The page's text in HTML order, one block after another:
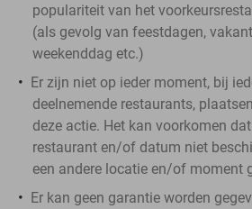
populariteit van het
(als gevolg van feestdagen,
weekenddag etc.)
Er zijn niet op ieder moment, bij
deelnemende restaurants,
deze actie. Het kan voorkomen
restaurant en/of datum niet
een andere locatie en/of moment
Er kan geen garantie worden